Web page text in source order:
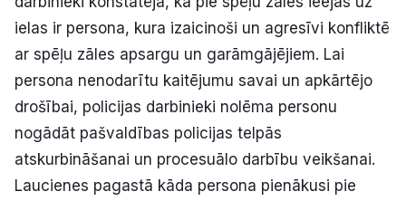
ielas ir persona, kura izaicinoši un agresīvi konfliktē
ar spēļu zāles apsargu un garāmgājējiem. Lai
persona nenodarītu kaitējumu savai un apkārtējo
drošībai, policijas darbinieki nolēma personu
nogādāt pašvaldības policijas telpās
atskurbināšanai un procesuālo darbību veikšanai.
Laucienes pagastā kāda persona pienākusi pie